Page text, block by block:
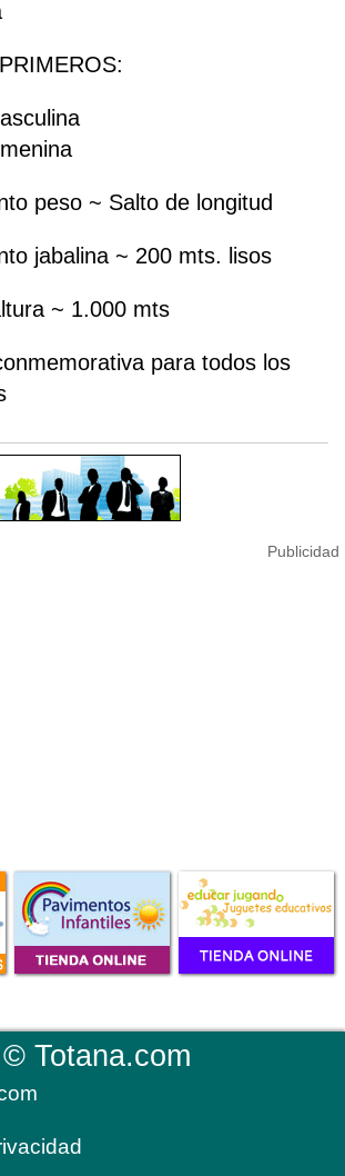
peso ~ Salto de longitud
jabalina ~ 200 mts. lisos
~ 1.000 mts
para todos los
©Totana.com